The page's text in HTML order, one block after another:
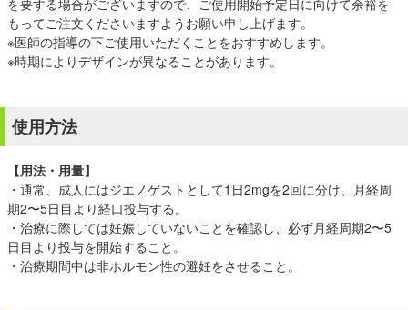
を要する場合がございますので、ご使用開始予定日に向けて余裕を
もってご注文くださいますようお願い申し上げます。
※医師の指導の下ご使用いただくことをおすすめします。
※時期によりデザインが異なることがあります。
使用方法
【用法・用量】
・通常、成人にはジエノゲストとして1日2mgを2回に分け、月経周
期2〜5日目より経口投与する。
・治療に際しては妊娠していないことを確認し、必ず月経周期2〜5
日目より投与を開始すること。
・治療期間中は非ホルモン性の避妊をさせること。